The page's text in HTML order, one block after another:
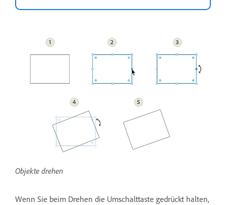
Objekte drehen
Wenn Sie beim Drehen die Umschalttaste gedrückt halten,